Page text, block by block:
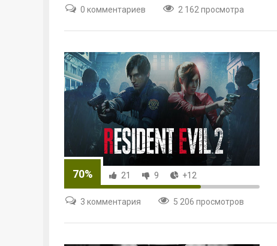
0 комментариев 2 162 просмотра
70% 21 9 +12
3 комментария 5 206 просмотров